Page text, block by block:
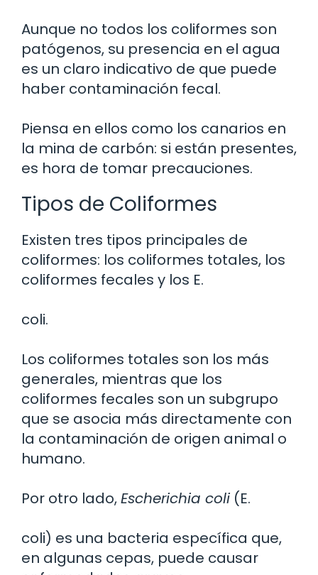
Aunque no todos los coliformes son
patógenos, su presencia en el agua
es un claro indicativo de que puede
haber contaminación fecal.
Piensa en ellos como los canarios en
la mina de carbón: si están presentes,
es hora de tomar precauciones.
Tipos de Coliformes
Existen tres tipos principales de
coliformes: los coliformes totales, los
coliformes fecales y los E.
coli.
Los coliformes totales son los más
generales, mientras que los
coliformes fecales son un subgrupo
que se asocia más directamente con
la contaminación de origen animal o
humano.
Por otro lado,Escherichia coli (E.
coli) es una bacteria específica que,
en algunas cepas, puede causar